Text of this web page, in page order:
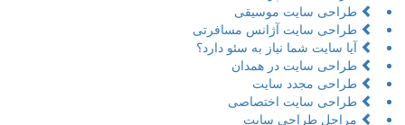
طراحی سایت موسیقی
طراحی سایت آژانس مسافرتی
آیا سایت شما نیاز به سئو دارد؟
طراحی سایت در همدان
طراحی مجدد سایت
طراحی سایت اختصاصی
مراحل طراحی سایت